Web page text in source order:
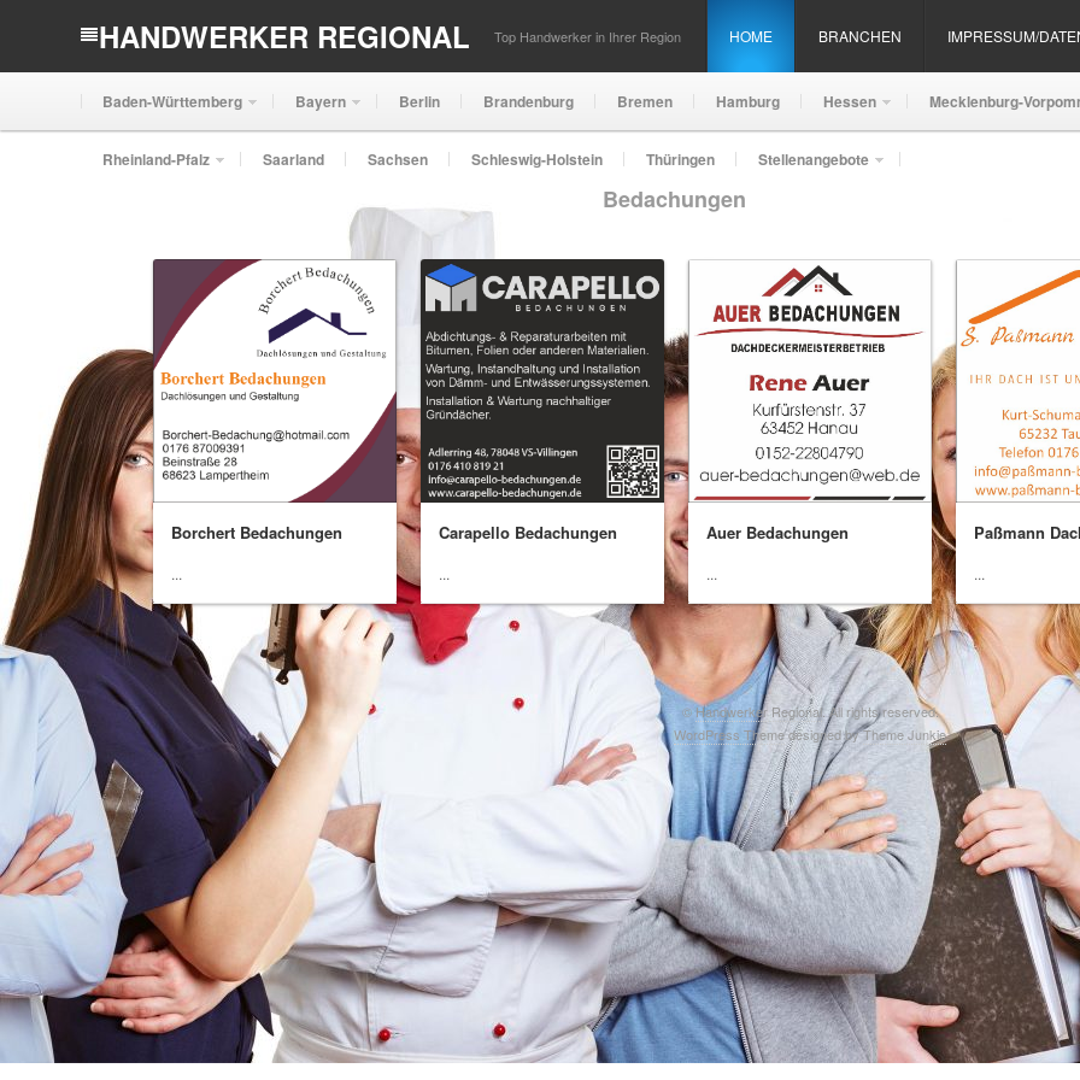
HANDWERKER REGIONAL Top Handwerker in Ihrer Region HOME BRANCHEN IMPRESSUM/
Baden-Württemberg Bayern Berlin Brandenburg Bremen Hamburg Hessen Mecklenburg-
Rheinland-Pfalz Saarland Sachsen Schleswig-Holstein Thüringen Stellenangebote
Bedachungen
Borchert Bedachungen
...
Carapello Bedachungen
...
Auer Bedachungen
...
Paßmann
...
©Handwerker Regional. All rights reserved.
WordPress Themedesigned byTheme Junkie